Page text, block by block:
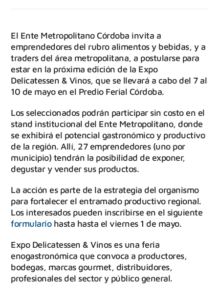
El Ente Metropolitano Córdoba invita a
emprendedores del rubro alimentos y bebidas, y a
traders del área metropolitana, a postularse para
estar en la próxima edición de la Expo
Delicatessen & Vinos, que se llevará a cabo del 7 al
10 de mayo en el Predio Ferial Córdoba.
Los seleccionados podrán participar sin costo en el
stand institucional del Ente Metropolitano, donde
se exhibirá el potencial gastronómico y productivo
de la región. Allí, 27 emprendedores (uno por
municipio) tendrán la posibilidad de exponer,
degustar y vender sus productos.
La acción es parte de la estrategia del organismo
para fortalecer el entramado productivo regional.
Los interesados pueden inscribirse en el siguiente
formulariohasta hasta el viernes 1 de mayo.
Expo Delicatessen & Vinos es una feria
enogastronómica que convoca a productores,
bodegas, marcas gourmet, distribuidores,
profesionales del sector y público general.